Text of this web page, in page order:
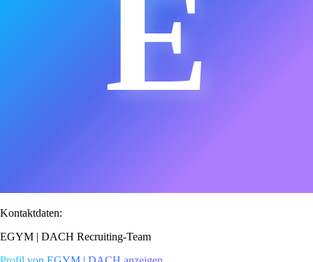
E
Kontaktdaten:
EGYM | DACH Recruiting-Team